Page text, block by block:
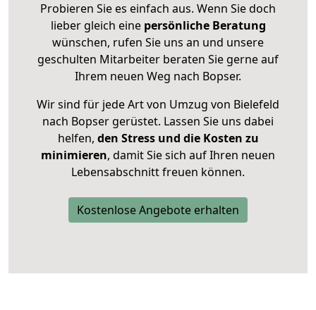
Probieren Sie es einfach aus. Wenn Sie doch
lieber gleich eine persönliche Beratung
wünschen, rufen Sie uns an und unsere
geschulten Mitarbeiter beraten Sie gerne auf
Ihrem neuen Weg nach Bopser.
Wir sind für jede Art von Umzug von Bielefeld
nach Bopser gerüstet. Lassen Sie uns dabei
helfen, den Stress und die Kosten zu
minimieren, damit Sie sich auf Ihren neuen
Lebensabschnitt freuen können.
Kostenlose Angebote erhalten